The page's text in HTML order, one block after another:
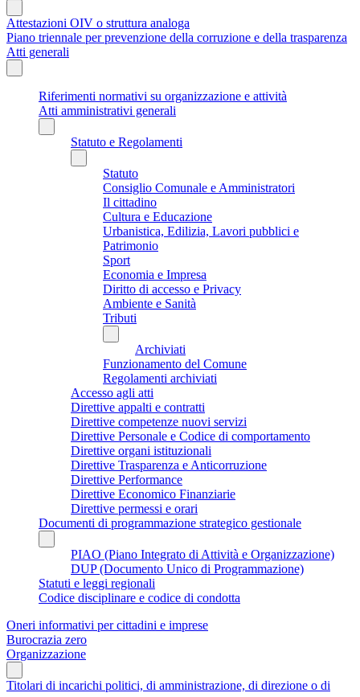
Attestazioni OIV o struttura analoga
Piano triennale per prevenzione della corruzione e della trasparenza
Atti generali
Riferimenti normativi su organizzazione e attività
Atti amministrativi generali
Statuto e Regolamenti
Statuto
Consiglio Comunale e Amministratori
Il cittadino
Cultura e Educazione
Urbanistica, Edilizia, Lavori pubblici e
Patrimonio
Sport
Economia e Impresa
Diritto di accesso e Privacy
Ambiente e Sanità
Tributi
Archiviati
Funzionamento del Comune
Regolamenti archiviati
Accesso agli atti
Direttive appalti e contratti
Direttive competenze nuovi servizi
Direttive Personale e Codice di comportamento
Direttive organi istituzionali
Direttive Trasparenza e Anticorruzione
Direttive Performance
Direttive Economico Finanziarie
Direttive permessi e orari
Documenti di programmazione strategico gestionale
PIAO (Piano Integrato di Attività e Organizzazione)
DUP (Documento Unico di Programmazione)
Statuti e leggi regionali
Codice disciplinare e codice di condotta
Oneri informativi per cittadini e imprese
Burocrazia zero
Organizzazione
Titolari di incarichi politici, di amministrazione, di direzione o di